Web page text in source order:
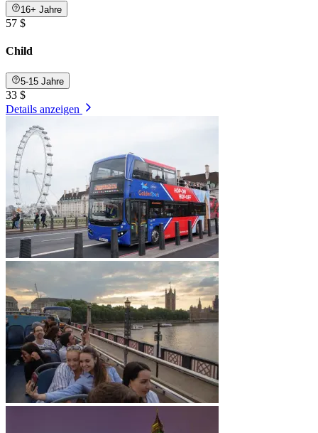
16+ Jahre
57 $
Child
5-15 Jahre
33 $
Details anzeigen